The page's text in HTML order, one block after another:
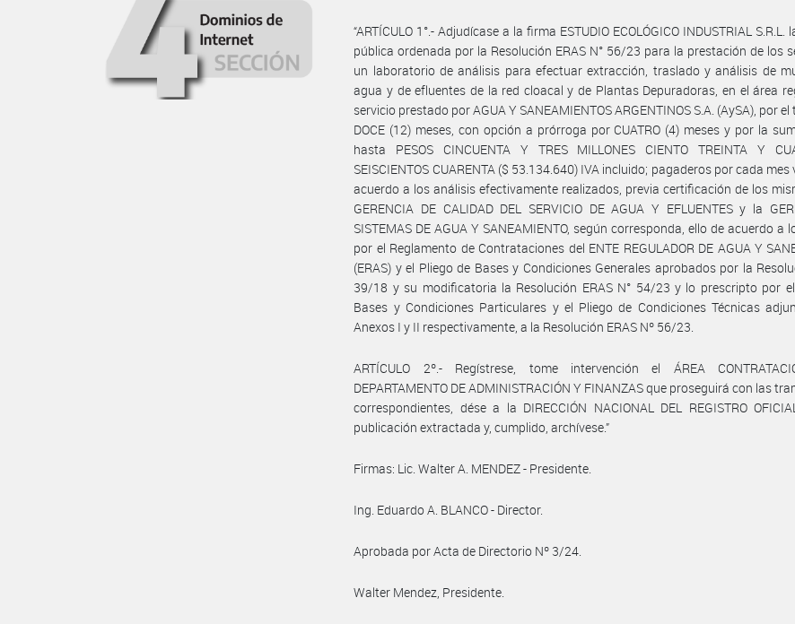
“ARTÍCULO 1°.- Adjudícase a la firma ESTUDIO ECOLÓGICO INDUSTRIAL S.R.L.
pública ordenada por la Resolución ERAS N° 56/23 para la prestación de los
un laboratorio de análisis para efectuar extracción, traslado y análisis de
agua y de efluentes de la red cloacal y de Plantas Depuradoras, en el área
servicio prestado por AGUA Y SANEAMIENTOS ARGENTINOS S.A. (AySA), por
DOCE (12) meses, con opción a prórroga por CUATRO (4) meses y por la
hasta PESOS CINCUENTA Y TRES MILLONES CIENTO TREINTA Y
SEISCIENTOS CUARENTA ($ 53.134.640) IVA incluido; pagaderos por cada mes
acuerdo a los análisis efectivamente realizados, previa certificación de los
GERENCIA DE CALIDAD DEL SERVICIO DE AGUA Y EFLUENTES y la
SISTEMAS DE AGUA Y SANEAMIENTO, según corresponda, ello de acuerdo a
por el Reglamento de Contrataciones del ENTE REGULADOR DE AGUA Y
(ERAS) y el Pliego de Bases y Condiciones Generales aprobados por la
39/18 y su modificatoria la Resolución ERAS N° 54/23 y lo prescripto por
Bases y Condiciones Particulares y el Pliego de Condiciones Técnicas
Anexos I y II respectivamente, a la Resolución ERAS Nº 56/23.
ARTÍCULO 2º.- Regístrese, tome intervención el ÁREA
DEPARTAMENTO DE ADMINISTRACIÓN Y FINANZAS que proseguirá con las
correspondientes, dése a la DIRECCIÓN NACIONAL DEL REGISTRO
publicación extractada y, cumplido, archívese.”
Firmas: Lic. Walter A. MENDEZ - Presidente.
Ing. Eduardo A. BLANCO - Director.
Aprobada por Acta de Directorio Nº 3/24.
Walter Mendez, Presidente.